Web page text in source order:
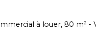
à louer, 80 m² -